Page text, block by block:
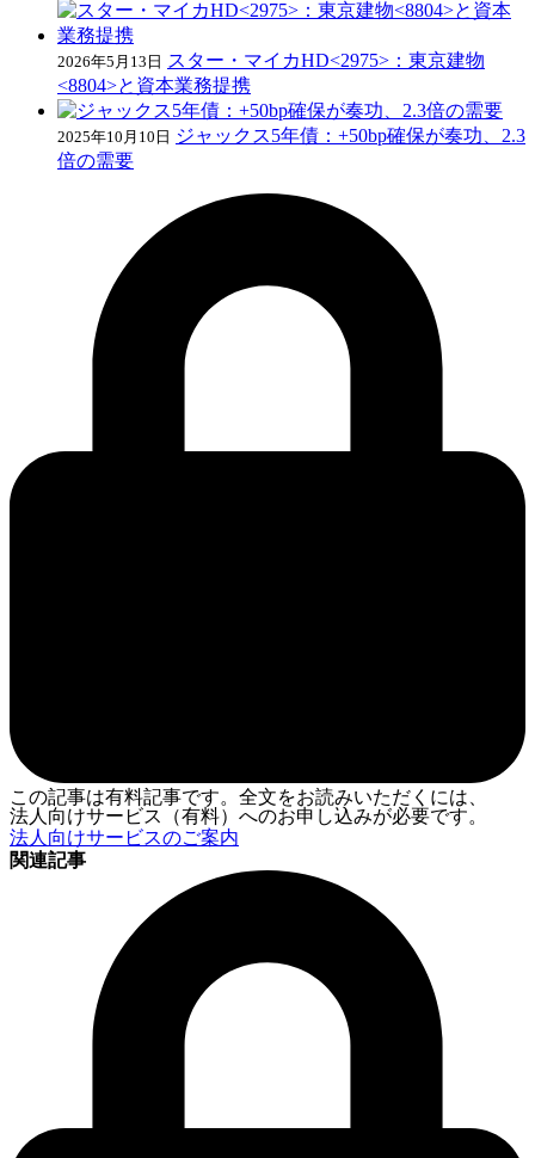
2026年5月13日 スター・マイカHD<2975>：東京建物
<8804>と資本業務提携
2025年10月10日 ジャックス5年債：+50bp確保が奏功、2.3
倍の需要
この記事は有料記事です。全文をお読みいただくには、
法人向けサービス（有料）へのお申し込みが必要です。
法人向けサービスのご案内
関連記事